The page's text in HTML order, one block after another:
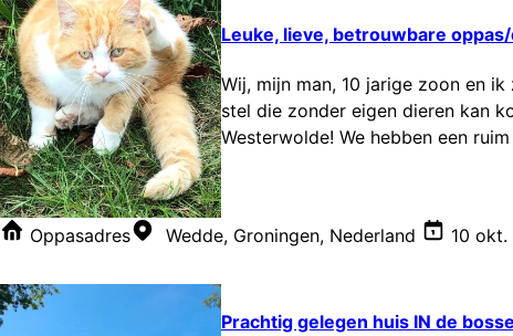
Leuke, lieve, betrouwbare
Wij, mijn man, 10 jarige zoon en
stel die zonder eigen dieren kan
Westerwolde! We hebben een
Oppasadres Wedde, Groningen, Nederland 10
Prachtig gelegen huis IN de